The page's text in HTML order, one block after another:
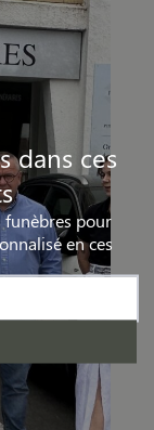
dans ces
funèbres pour
en ces